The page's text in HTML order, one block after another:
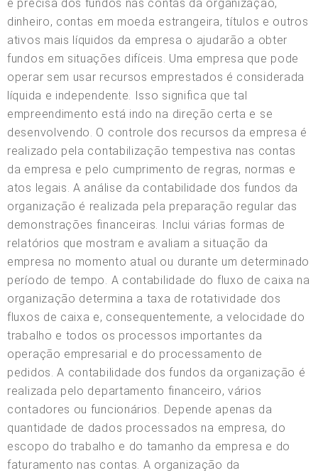
e precisa dos fundos nas contas da organização,
dinheiro, contas em moeda estrangeira, títulos e outros
ativos mais líquidos da empresa o ajudarão a obter
fundos em situações difíceis. Uma empresa que pode
operar sem usar recursos emprestados é considerada
líquida e independente. Isso significa que tal
empreendimento está indo na direção certa e se
desenvolvendo. O controle dos recursos da empresa é
realizado pela contabilização tempestiva nas contas
da empresa e pelo cumprimento de regras, normas e
atos legais. A análise da contabilidade dos fundos da
organização é realizada pela preparação regular das
demonstrações financeiras. Inclui várias formas de
relatórios que mostram e avaliam a situação da
empresa no momento atual ou durante um determinado
período de tempo. A contabilidade do fluxo de caixa na
organização determina a taxa de rotatividade dos
fluxos de caixa e, consequentemente, a velocidade do
trabalho e todos os processos importantes da
operação empresarial e do processamento de
pedidos. A contabilidade dos fundos da organização é
realizada pelo departamento financeiro, vários
contadores ou funcionários. Depende apenas da
quantidade de dados processados na empresa, do
escopo do trabalho e do tamanho da empresa e do
faturamento nas contas. A organização da